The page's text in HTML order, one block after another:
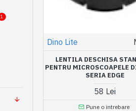
1
Dino Lite
LENTILA DESCHISA
PENTRU MICROSCOAPELE
SERIA EDGE
58 Lei
Pune o intrebare